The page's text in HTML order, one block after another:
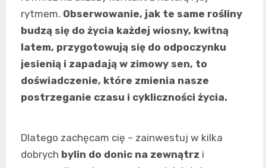
rytmem. Obserwowanie, jak te same rośliny
budzą się do życia każdej wiosny, kwitną
latem, przygotowują się do odpoczynku
jesienią i zapadają w zimowy sen, to
doświadczenie, które zmienia nasze
postrzeganie czasu i cykliczności życia.
Dlatego zachęcam cię – zainwestuj w kilka
dobrych bylin do donic na zewnątrz i